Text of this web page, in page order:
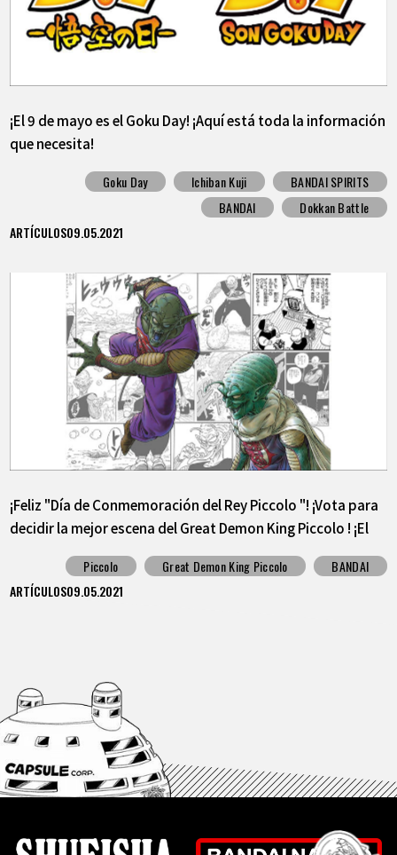
¡El 9 de mayo es el Goku Day! ¡Aquí está toda la información
que necesita!
Goku Day Ichiban Kuji
BANDAI SPIRITS
BANDAI
Dokkan Battle
ARTÍCULOS09.05.2021
¡Feliz "Día de Conmemoración del Rey Piccolo "! ¡Vota para
decidir la mejor escena del Great Demon King Piccolo ! ¡El
Piccolo Great Demon King Piccolo
BANDAI
ARTÍCULOS09.05.2021